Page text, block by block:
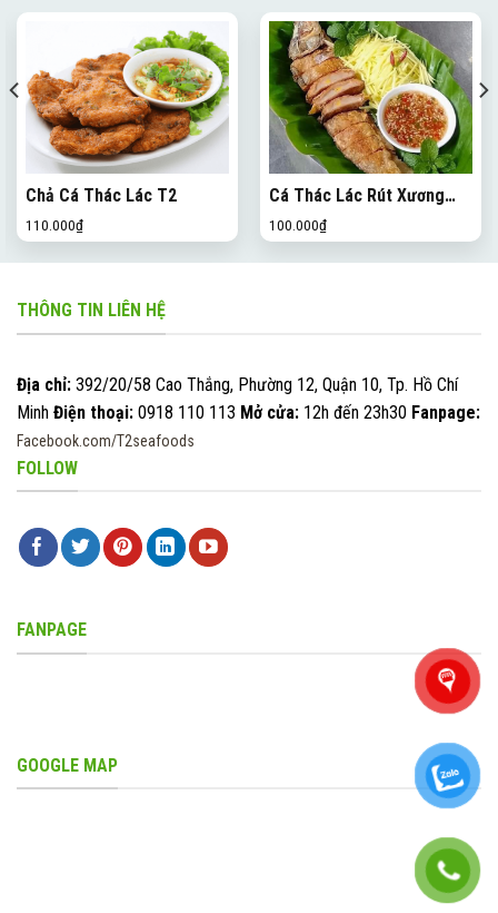
Chả Cá Thác Lác T2
110.000₫
Cá Thác Lác Rút Xương
Chiên Giòn
100.000₫
THÔNG TIN LIÊN HỆ
Địa chỉ: 392/20/58 Cao Thắng, Phường 12, Quận 10, Tp. Hồ Chí
Minh Điện thoại: 0918 110 113 Mở cửa: 12h đến 23h30 Fanpage:
Facebook.com/T2seafoods
FOLLOW
FANPAGE
GOOGLE MAP